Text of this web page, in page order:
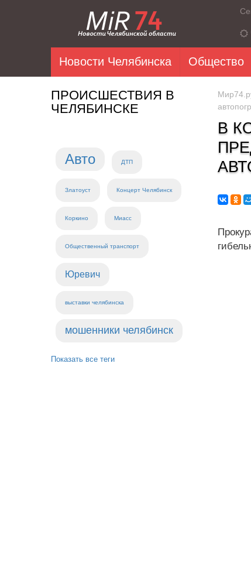
Новости Челябинска Общество
ПРОИСШЕСТВИЯ В
ЧЕЛЯБИНСКЕ
Авто ДТП
Златоуст Концерт Челябинск
Коркино Миасс
Общественный транспорт
Юревич
выставки челябинска
мошенники челябинск
Показать все теги
В